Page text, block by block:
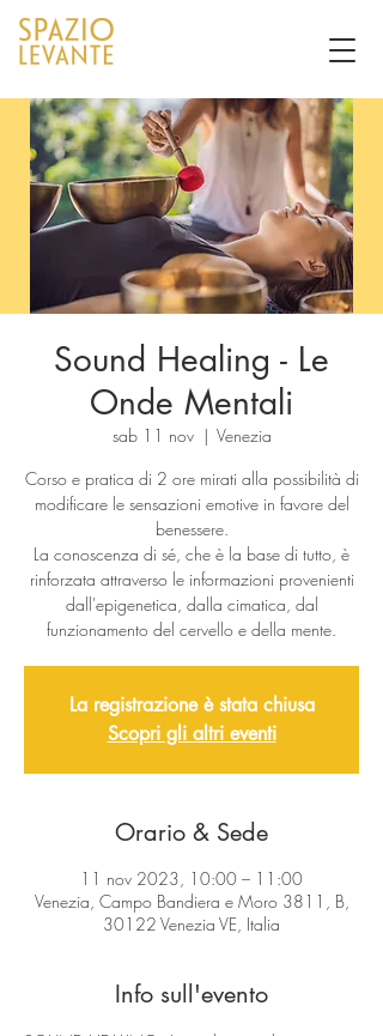
Sound Healing - Le
Onde Mentali
sab 11 nov
  |
Venezia
Corso e pratica di 2 ore mirati alla possibilità di
modificare le sensazioni emotive in favore del
benessere.
La conoscenza di sé, che è la base di tutto, è
rinforzata attraverso le informazioni provenienti
dall'epigenetica, dalla cimatica, dal
funzionamento del cervello e della mente.
La registrazione è stata chiusa
Scopri gli altri eventi
Orario & Sede
11 nov 2023, 10:00 – 11:00
Venezia, Campo Bandiera e Moro 3811, B,
30122 Venezia VE, Italia
Info sull'evento